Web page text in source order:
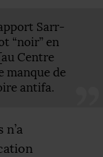
Sarr-
“noir” en
Centre
manque de
antifa.